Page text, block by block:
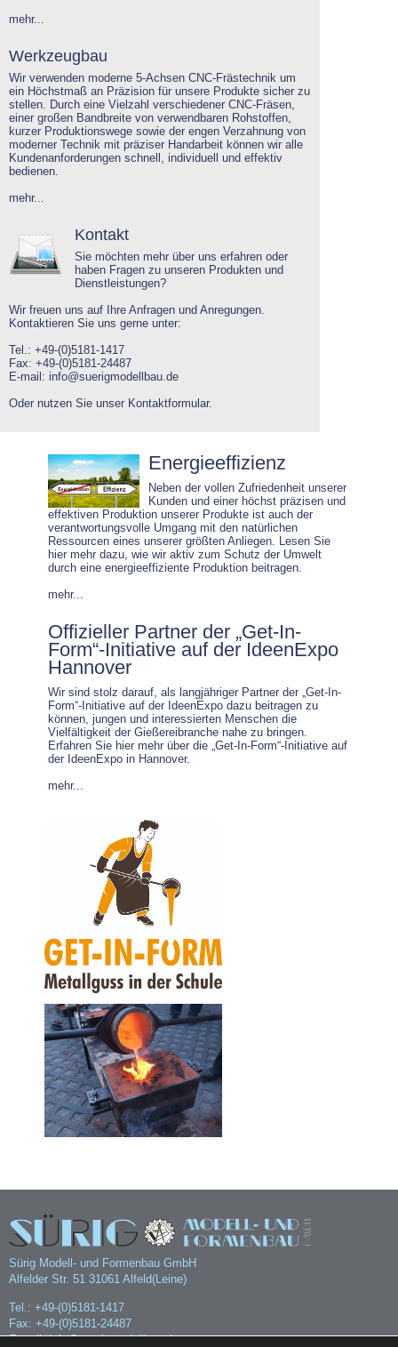
mehr...
Werkzeugbau
Wir verwenden moderne 5-Achsen CNC-Frästechnik um
ein Höchstmaß an Präzision für unsere Produkte sicher zu
stellen. Durch eine Vielzahl verschiedener CNC-Fräsen,
einer großen Bandbreite von verwendbaren Rohstoffen,
kurzer Produktionswege sowie der engen Verzahnung von
moderner Technik mit präziser Handarbeit können wir alle
Kundenanforderungen schnell, individuell und effektiv
bedienen.
mehr...
Kontakt
Sie möchten mehr über uns erfahren oder
haben Fragen zu unseren Produkten und
Dienstleistungen?
Wir freuen uns auf Ihre Anfragen und Anregungen.
Kontaktieren Sie uns gerne unter:
Tel.: +49-(0)5181-1417
Fax: +49-(0)5181-24487
E-mail: info@suerigmodellbau.de
Oder nutzen Sie unser Kontaktformular.
Energieeffizienz
Neben der vollen Zufriedenheit unserer
Kunden und einer höchst präzisen und
effektiven Produktion unserer Produkte ist auch der
verantwortungsvolle Umgang mit den natürlichen
Ressourcen eines unserer größten Anliegen. Lesen Sie
hier mehr dazu, wie wir aktiv zum Schutz der Umwelt
durch eine energieeffiziente Produktion beitragen.
mehr...
Offizieller Partner der „Get-In-
Form“-Initiative auf der IdeenExpo
Hannover
Wir sind stolz darauf, als langjähriger Partner der „Get-In-
Form“-Initiative auf der IdeenExpo dazu beitragen zu
können, jungen und interessierten Menschen die
Vielfältigkeit der Gießereibranche nahe zu bringen.
Erfahren Sie hier mehr über die „Get-In-Form“-Initiative auf
der IdeenExpo in Hannover.
mehr...
Sürig Modell- und Formenbau GmbH
Alfelder Str. 51 31061 Alfeld(Leine)
Tel.: +49-(0)5181-1417
Fax: +49-(0)5181-24487
E-mail: info@suerigmodellbau.de